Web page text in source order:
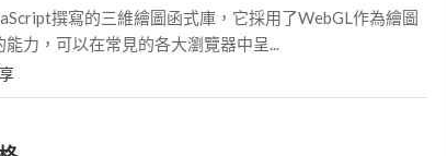
撰寫的三維繪圖函式庫，它採用了WebGL作為繪圖
力，可以在常見的各大瀏覽器中呈...